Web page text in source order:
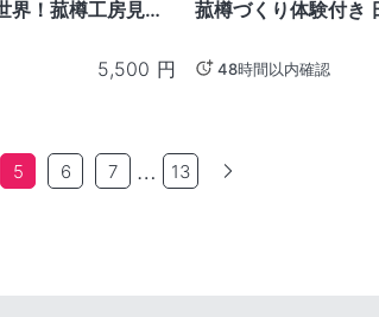
界！菰樽工房見学
5,500 円
菰樽づくり体験付き
県 48時間以内確認
5 6 7 … 13